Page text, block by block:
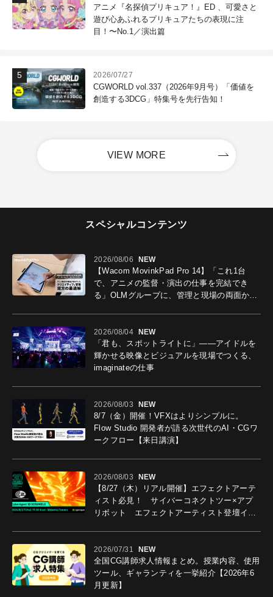
アニメ『名探偵プリキュア！』ED 、可愛さと
遊び心あふれるプリキュアたちの表現に注
目！〜No.1／演出篇
2026/07/27
CGWORLD vol.337（2026年9月号）「価値を
創造する3DCG」特集号を先行告知！
VIEW MORE
スペシャルコンテンツ
2026/08/06 NEW
【Wacom MovinkPad Pro 14】「これ1台
で、アニメの監督・演出の仕事を完結でき
る」OLMグループに、管理と現場の両面から
2026/08/04 NEW
「君も、スポットライトに」――アイドルを
輝かせる映像とビジュアルを現場でつくる、
imaginateの仕事
2026/08/03 NEW
8/7（金）開催！VFXはよりシンプルに。
Flow Studio 開発者が語る次世代のAI・CGワ
ークフロー【来日講演】
2026/08/03 NEW
【8/27（木）リアル開催】エフェクトアーテ
ィスト必見！ サイバーコネクトツー×アプ
リボット エフェクトアーティスト登壇イベ
2026/07/31 NEW
全国CG講師求人情報まとめ。授業内容、使用
ツール、ギャランティを一挙紹介【2026年6
月更新】